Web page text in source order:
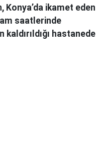
Konya’da ikamet eden
saatlerinde
kaldırıldığı hastanede